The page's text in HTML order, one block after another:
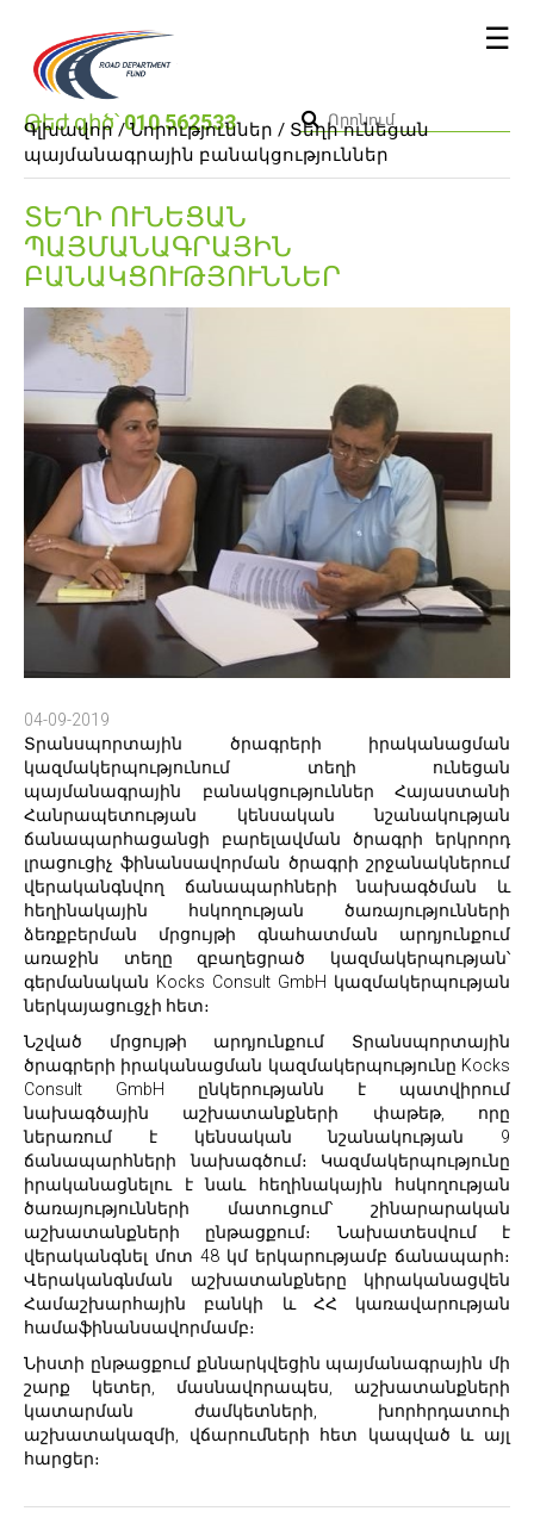
☰
Թեժ գիծ՝010 562533
Գլխավոր / Նորություններ / Տեղի ունեցան
պայմանագրային բանակցություններ
ՏԵՂԻ ՈՒՆԵՑԱՆ
ՊԱՅՄԱՆԱԳՐԱՅԻՆ
ԲԱՆԱԿՑՈՒԹՅՈՒՆՆԵՐ
04-09-2019
Տրանսպորտային ծրագրերի իրականացման
կազմակերպությունում տեղի ունեցան
պայմանագրային բանակցություններ Հայաստանի
Հանրապետության կենսական նշանակության
ճանապարհացանցի բարելավման ծրագրի երկրորդ
լրացուցիչ ֆինանսավորման ծրագրի շրջանակներում
վերականգնվող ճանապարհների նախագծման և
հեղինակային հսկողության ծառայությունների
ձեռքբերման մրցույթի գնահատման արդյունքում
առաջին տեղը զբաղեցրած կազմակերպության՝
գերմանական Kocks Consult GmbH կազմակերպության
ներկայացուցչի հետ։
Նշված մրցույթի արդյունքում Տրանսպորտային
ծրագրերի իրականացման կազմակերպությունը Kocks
Consult GmbH ընկերությանն է պատվիրում
նախագծային աշխատանքների փաթեթ, որը
ներառում է կենսական նշանակության 9
ճանապարհների նախագծում։ Կազմակերպությունը
իրականացնելու է նաև հեղինակային հսկողության
ծառայությունների մատուցում՝ շինարարական
աշխատանքների ընթացքում։ Նախատեսվում է
վերականգնել մոտ 48 կմ երկարությամբ ճանապարհ։
Վերականգնման աշխատանքները կիրականացվեն
Համաշխարհային բանկի և ՀՀ կառավարության
համաֆինանսավորմամբ։
Նիստի ընթացքում քննարկվեցին պայմանագրային մի
շարք կետեր, մասնավորապես, աշխատանքների
կատարման ժամկետների, խորհրդատուի
աշխատակազմի, վճարումների հետ կապված և այլ
հարցեր։